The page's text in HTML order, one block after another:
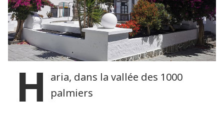
H aria, dans la vallée des 1000
palmiers